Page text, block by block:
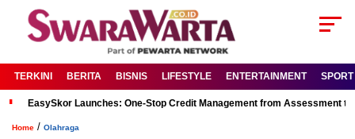
TERKINI BERITA BISNIS LIFESTYLE ENTERTAINMENT SPORT
EasySkor Launches: One-Stop Credit Management from Assessment
Home / Olahraga